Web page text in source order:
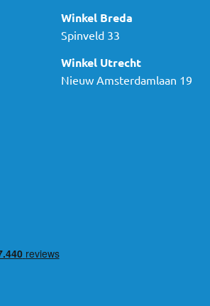
Winkel Breda
Spinveld 33
Winkel Utrecht
Nieuw Amsterdamlaan 19